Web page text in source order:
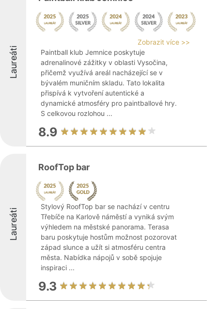
Laureáti
Zobrazit více >>
Paintball klub Jemnice poskytuje
adrenalinové zážitky v oblasti Vysočina,
přičemž využívá areál nacházející se v
bývalém muničním skladu. Tato lokalita
přispívá k vytvoření autentické a
dynamické atmosféry pro paintballové hry.
S celkovou rozlohou ...
8.9
Laureáti
RoofTop bar
Stylový RoofTop bar se nachází v centru
Třebíče na Karlově náměstí a vyniká svým
výhledem na městské panorama. Terasa
baru poskytuje hostům možnost pozorovat
západ slunce a užít si atmosféru centra
města. Nabídka nápojů v sobě spojuje
inspiraci ...
9.3